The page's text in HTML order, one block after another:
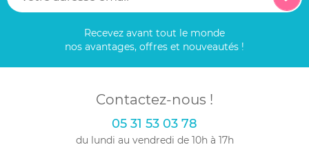
Recevez avant tout le monde
nos avantages, offres et nouveautés !
Contactez-nous !
05 31 53 03 78
du lundi au vendredi de 10h à 17h